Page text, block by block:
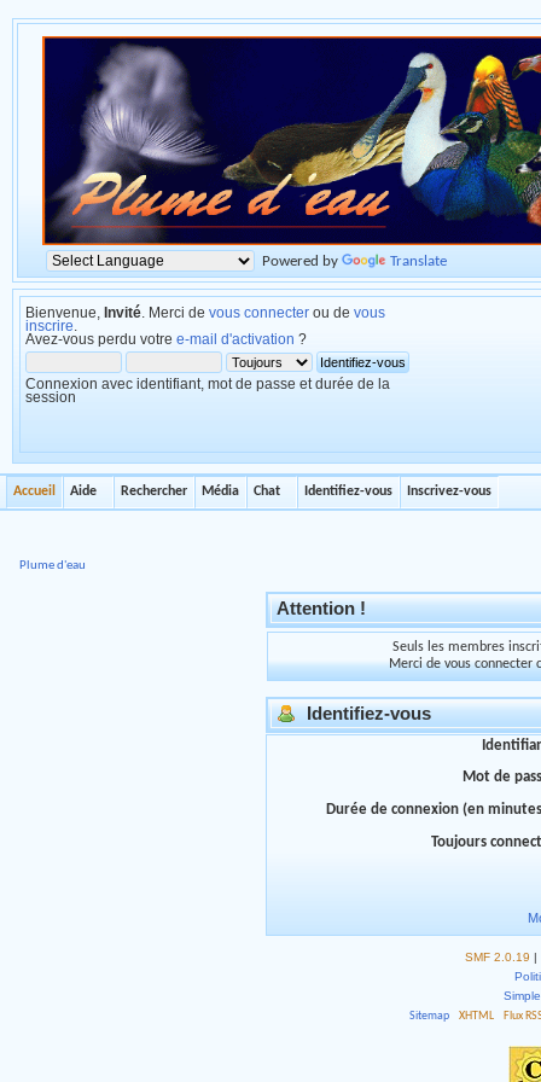
Powered by Translate
Bienvenue, Invité . Merci de vous connecter ou de vous
inscrire
Avez-vous perdu votre e-mail d'activation ?
Connexion avec identifiant, mot de passe et durée de la
session
Accueil Aide Rechercher Média Chat Identifiez-vous Inscrivez-vous
Plume d'eau
Attention !
Seuls les membres
Merci de vous connecter
Identifiez-vous
Mot de
Durée de connexion (en
Toujours
SMF 2.0.19 |
Sitemap
XHTML Flux